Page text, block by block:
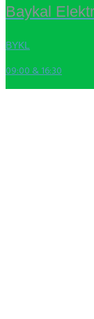
Baykal
BYKL
09:00 & 16:30